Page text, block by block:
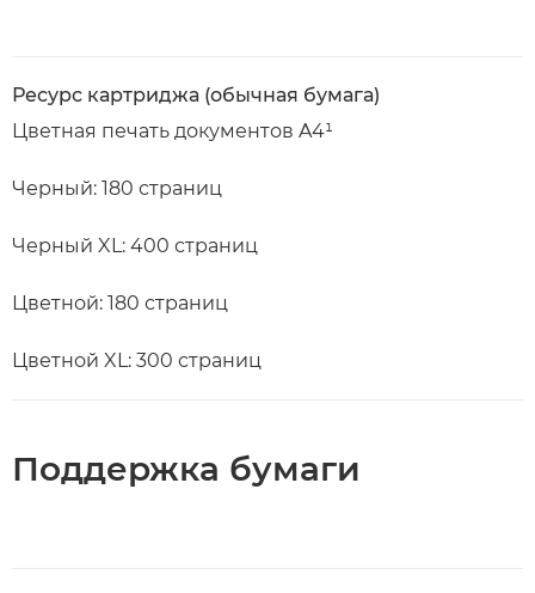
Ресурс картриджа (обычная бумага)
Цветная печать документов A4¹
Черный: 180 страниц
Черный XL: 400 страниц
Цветной: 180 страниц
Цветной XL: 300 страниц
Поддержка бумаги